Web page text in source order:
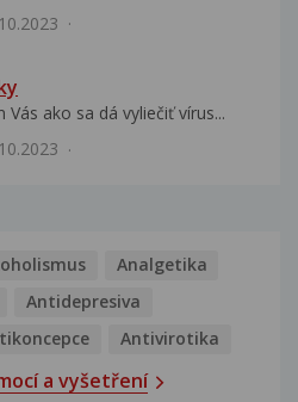
ako sa dá vyliečiť vírus...
Analgetika
Antidepresiva
Antivirotika
a vyšetření